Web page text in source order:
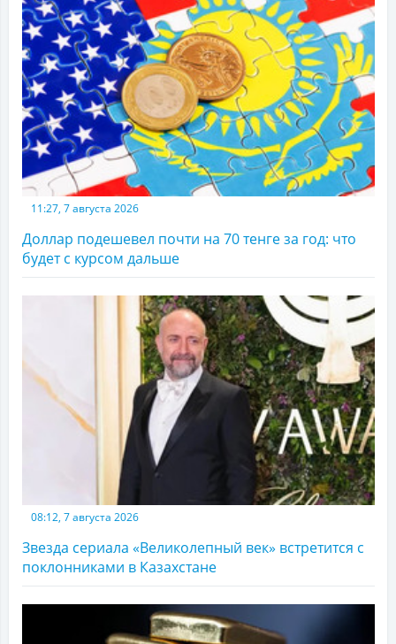
11:27, 7 августа 2026
Доллар подешевел почти на 70 тенге за год: что
будет с курсом дальше
08:12, 7 августа 2026
Звезда сериала «Великолепный век» встретится с
поклонниками в Казахстане